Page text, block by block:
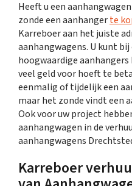
Heeft u een
zonde een aanhangerte
Karreboer aan het juiste
aanhangwagens. U kunt
hoogwaardige
veel geld voor hoeft te
eenmalig of tijdelijk een
maar het zonde vindt een
Ook voor uw project
aanhangwagen in de
aanhangwagens
Karreboer